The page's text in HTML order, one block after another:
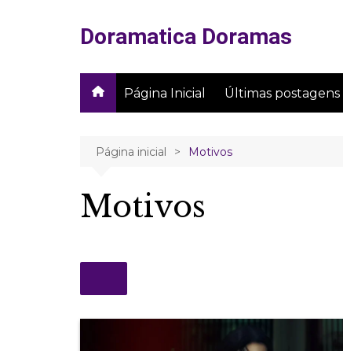
Doramatica Doramas
Página Inicial Últimas postagens
Página inicial Motivos
Motivos